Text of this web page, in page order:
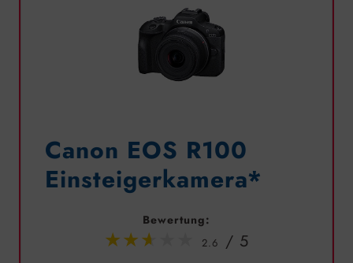
Canon EOS R100
Einsteigerkamera*
Bewertung:
2.6